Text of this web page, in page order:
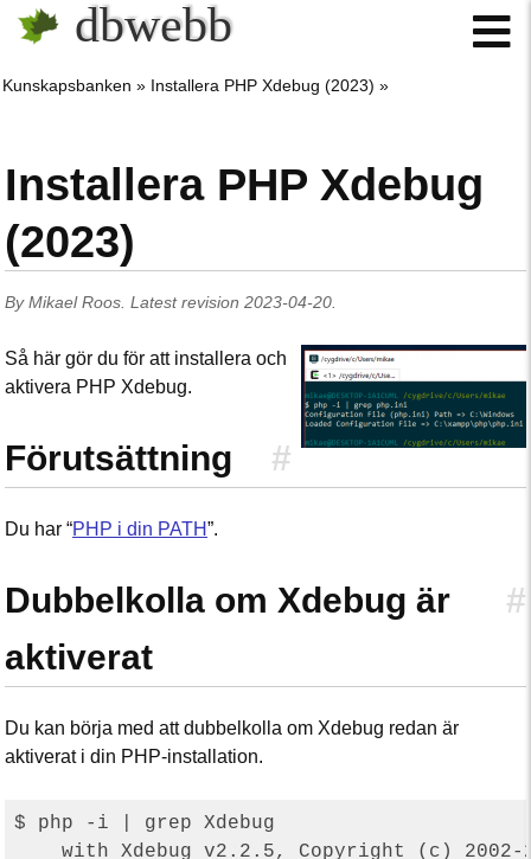
dbwebb
Kunskapsbanken Installera PHP Xdebug (2023)
Installera PHP Xdebug
(2023)
ByMikael Roos Latest revision2023-04-20
Så här gör du för att installera och
aktivera PHP Xdebug.
#
Förutsättning
Du har “PHP i din PATH”.
#
Dubbelkolla om Xdebug är
aktiverat
Du kan börja med att dubbelkolla om Xdebug redan är
aktiverat i din PHP-installation.
$ php -i | grep Xdebug